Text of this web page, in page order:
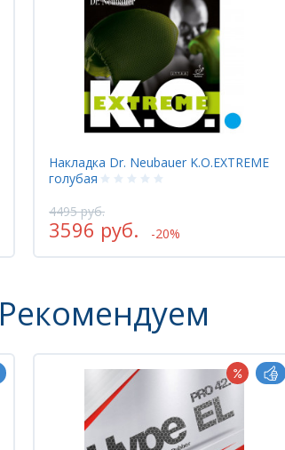
Накладка DAWEI INSPIRIT QUATTRO
ALLROUND EDITION
2610 руб.
2088 руб. -20%
Рекомендуем